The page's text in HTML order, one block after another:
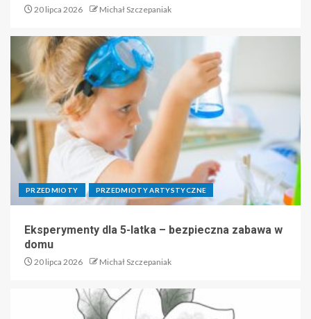
20 lipca 2026 Michał Szczepaniak
PRZEDMIOTY PRZEDMIOTY ARTYSTYCZNE
Eksperymenty dla 5-latka – bezpieczna zabawa w
domu
20 lipca 2026 Michał Szczepaniak